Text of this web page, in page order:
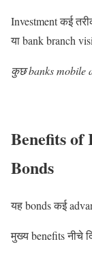
Investment कई
या bank branch
कुछ banks mobile
Benefits of
Bonds
यह bonds कई
मुख्य benefits नीचे